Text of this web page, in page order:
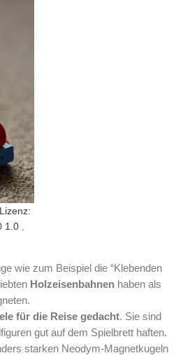
Lizenz:
1.0
wie zum Beispiel die “Klebenden
Holzeisenbahnen haben als
für die Reise gedacht. Sie sind
gut auf dem Spielbrett haften.
starken Neodym-Magnetkugeln